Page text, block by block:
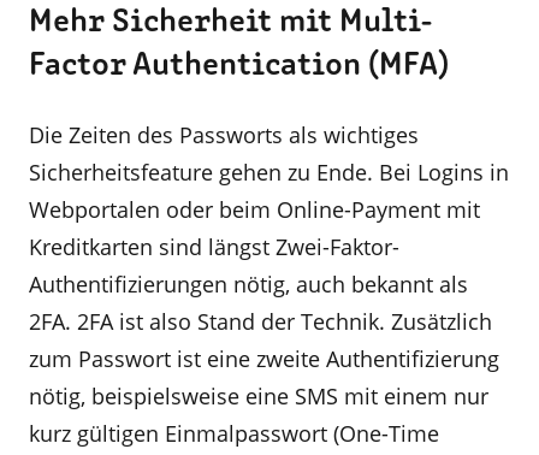
Mehr Sicherheit mit Multi-
Factor Authentication (MFA)
Die Zeiten des Passworts als wichtiges
Sicherheitsfeature gehen zu Ende. Bei Logins in
Webportalen oder beim Online-Payment mit
Kreditkarten sind längst Zwei-Faktor-
Authentifizierungen nötig, auch bekannt als
2FA. 2FA ist also Stand der Technik. Zusätzlich
zum Passwort ist eine zweite Authentifizierung
nötig, beispielsweise eine SMS mit einem nur
kurz gültigen Einmalpasswort (One-Time